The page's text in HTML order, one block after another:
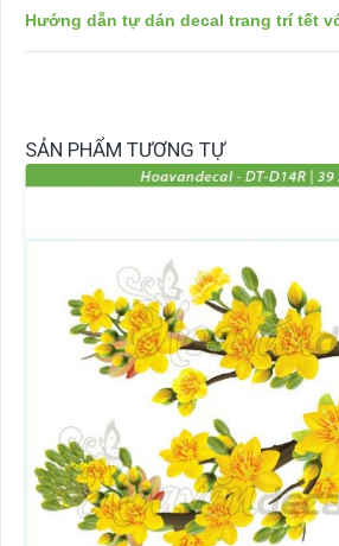
Hướng dẫn tự dán decal trang trí tết
SẢN PHẨM TƯƠNG TỰ